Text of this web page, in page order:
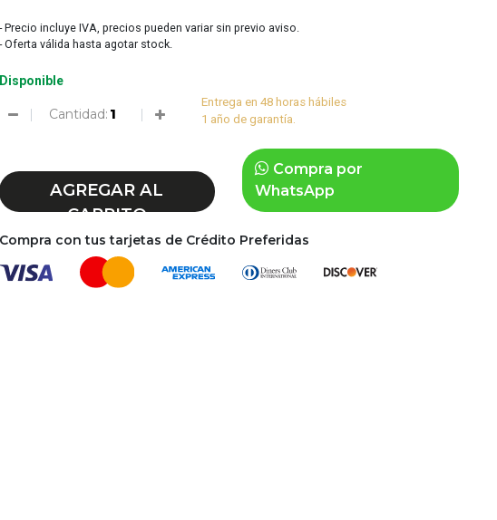
- Precio incluye IVA, precios pueden variar sin previo aviso.
- Oferta válida hasta agotar stock.
Disponible
Cantidad:
Entrega en 48 horas hábiles
1 año de garantía.
AGREGAR AL
CARRITO
Compra por
WhatsApp
Compra con tus tarjetas de Crédito Preferidas